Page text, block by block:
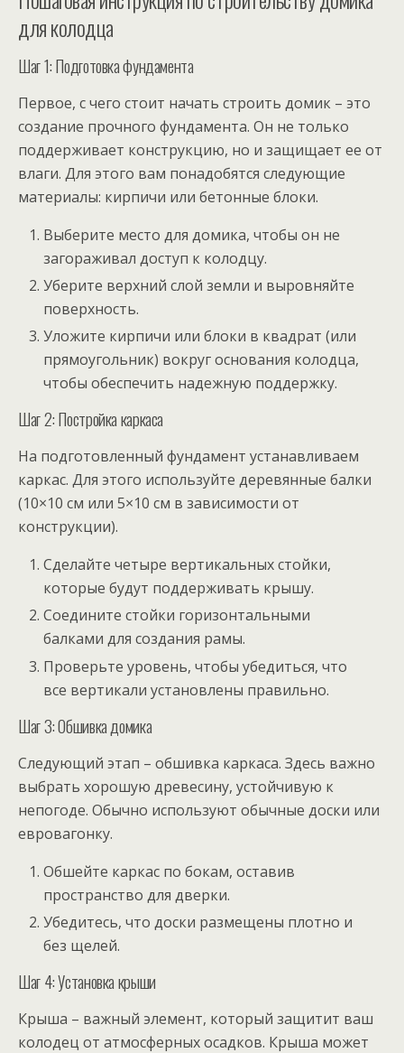
для колодца
Шаг 1: Подготовка фундамента
Первое, с чего стоит начать строить домик – это
создание прочного фундамента. Он не только
поддерживает конструкцию, но и защищает ее от
влаги. Для этого вам понадобятся следующие
материалы: кирпичи или бетонные блоки.
Выберите место для домика, чтобы он не
загораживал доступ к колодцу.
Уберите верхний слой земли и выровняйте
поверхность.
Уложите кирпичи или блоки в квадрат (или
прямоугольник) вокруг основания колодца,
чтобы обеспечить надежную поддержку.
Шаг 2: Постройка каркаса
На подготовленный фундамент устанавливаем
каркас. Для этого используйте деревянные балки
(10×10 см или 5×10 см в зависимости от
конструкции).
Сделайте четыре вертикальных стойки,
которые будут поддерживать крышу.
Соедините стойки горизонтальными
балками для создания рамы.
Проверьте уровень, чтобы убедиться, что
все вертикали установлены правильно.
Шаг 3: Обшивка домика
Следующий этап – обшивка каркаса. Здесь важно
выбрать хорошую древесину, устойчивую к
непогоде. Обычно используют обычные доски или
евровагонку.
Обшейте каркас по бокам, оставив
пространство для дверки.
Убедитесь, что доски размещены плотно и
без щелей.
Шаг 4: Установка крыши
Крыша – важный элемент, который защитит ваш
колодец от атмосферных осадков. Крыша может